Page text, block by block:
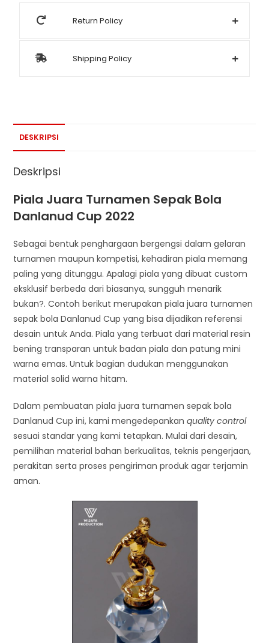
Return Policy
Shipping Policy
DESKRIPSI
Deskripsi
Piala Juara Turnamen Sepak Bola
Danlanud Cup 2022
Sebagai bentuk penghargaan bergengsi dalam gelaran
turnamen maupun kompetisi, kehadiran piala memang
paling yang ditunggu. Apalagi piala yang dibuat custom
eksklusif berbeda dari biasanya, sungguh menarik
bukan?. Contoh berikut merupakan piala juara turnamen
sepak bola Danlanud Cup yang bisa dijadikan referensi
desain untuk Anda. Piala yang terbuat dari material resin
bening transparan untuk badan piala dan patung mini
warna emas. Untuk bagian dudukan menggunakan
material solid warna hitam.
Dalam pembuatan piala juara turnamen sepak bola
Danlanud Cup ini, kami mengedepankanquality control
sesuai standar yang kami tetapkan. Mulai dari desain,
pemilihan material bahan berkualitas, teknis pengerjaan,
perakitan serta proses pengiriman produk agar terjamin
aman.